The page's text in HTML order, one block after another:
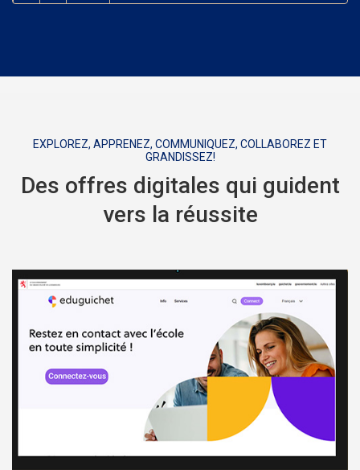
EXPLOREZ, APPRENEZ, COMMUNIQUEZ, COLLABOREZ ET
GRANDISSEZ!
Des offres digitales qui guident
vers la réussite